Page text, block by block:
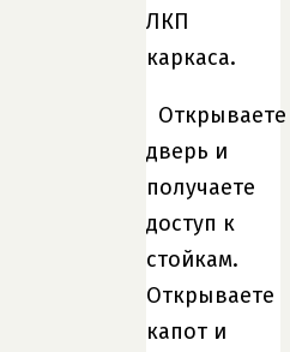
ЛКП
каркаса.
Открываете
дверь и
получаете
доступ к
стойкам.
Открываете
капот и